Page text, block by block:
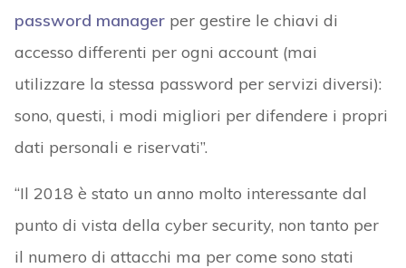
password managerper gestire le chiavi di
accesso differenti per ogni account (mai
utilizzare la stessa password per servizi diversi):
sono, questi, i modi migliori per difendere i propri
dati personali e riservati”.
“Il 2018 è stato un anno molto interessante dal
punto di vista della cyber security, non tanto per
il numero di attacchi ma per come sono stati